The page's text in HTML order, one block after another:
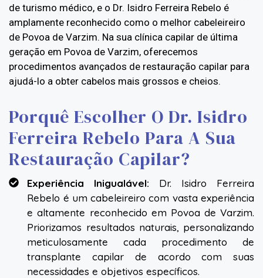
de turismo médico, e o Dr. Isidro Ferreira Rebelo é
amplamente reconhecido como o melhor cabeleireiro
de Povoa de Varzim. Na sua clínica capilar de última
geração em Povoa de Varzim, oferecemos
procedimentos avançados de restauração capilar para
ajudá-lo a obter cabelos mais grossos e cheios.
Porquê Escolher O Dr. Isidro
Ferreira Rebelo Para A Sua
Restauração Capilar?
Experiência Inigualável: Dr. Isidro Ferreira
Rebelo é um cabeleireiro com vasta experiência
e altamente reconhecido em Povoa de Varzim.
Priorizamos resultados naturais, personalizando
meticulosamente cada procedimento de
transplante capilar de acordo com suas
necessidades e objetivos específicos.